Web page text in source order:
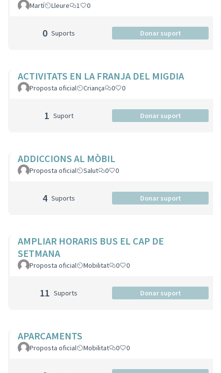
Martí Lleure 1 0
0 Suports Donar suport
ACTIVITATS EN LA FRANJA DEL MIGDIA
Proposta oficial Criança 0 0
1 Suport Donar suport
ADDICCIONS AL MÒBIL
Proposta oficial Salut 0 0
4 Suports Donar suport
AMPLIAR HORARIS BUS EL CAP DE
SETMANA
Proposta oficial Mobilitat 0 0
11 Suports Donar suport
APARCAMENTS
Proposta oficial Mobilitat 0 0